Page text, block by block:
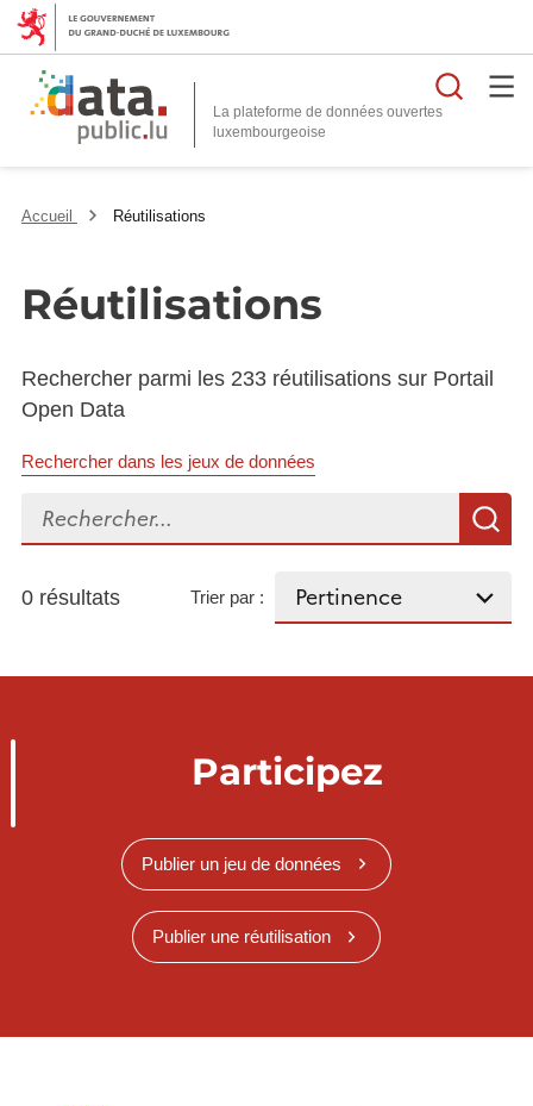
La plateforme de données ouvertes
Accueil Réutilisations
Réutilisations
Rechercher parmi les 233 réutilisations sur Portail
Open Data
Rechercher dans les jeux de données
Rechercher...
0 résultats Trier par :
Participez
Publier un jeu de données
Publier une réutilisation